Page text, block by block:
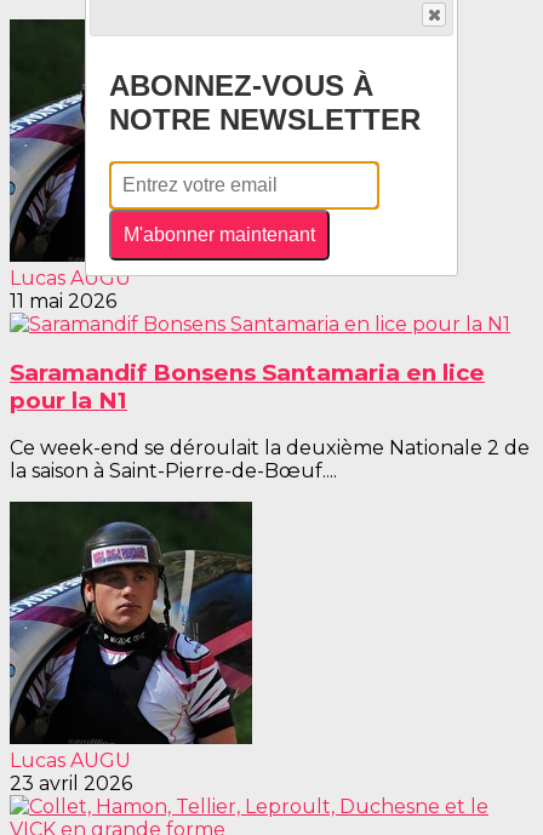
Lucas AUGU
11 mai 2026
Saramandif Bonsens Santamaria en lice
pour la N1
Ce week-end se déroulait la deuxième Nationale 2 de
la saison à Saint-Pierre-de-Bœuf....
Lucas AUGU
23 avril 2026
ABONNEZ-VOUS À
NOTRE NEWSLETTER
M'abonner maintenant